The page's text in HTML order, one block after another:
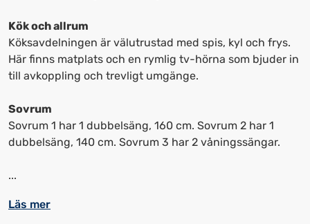
kortkommandon
för
att
ändra
för
att
ändra
Kök och allrum
Köksavdelningen är välutrustad med spis, kyl och frys.
Här finns matplats och en rymlig tv-hörna som bjuder in
till avkoppling och trevligt umgänge.
Sovrum
Sovrum 1 har 1 dubbelsäng, 160 cm. Sovrum 2 har 1
dubbelsäng, 140 cm. Sovrum 3 har 2 våningssängar.
...
Läs mer